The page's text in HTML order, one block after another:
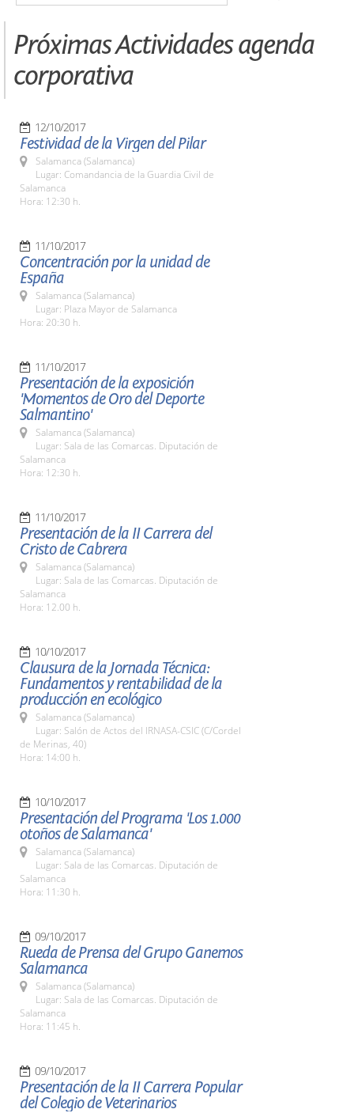
Próximas Actividades agenda
corporativa
12/10/2017
Festividad de la Virgen del Pilar
Salamanca (Salamanca)
Lugar: Comandancia de la Guardia Civil de
Salamanca
Hora: 12:30 h.
11/10/2017
Concentración por la unidad de
España
Salamanca (Salamanca)
Lugar: Plaza Mayor de Salamanca
Hora: 20:30 h.
11/10/2017
Presentación de la exposición
'Momentos de Oro del Deporte
Salmantino'
Salamanca (Salamanca)
Lugar: Sala de las Comarcas. Diputación de
Salamanca
Hora: 12:30 h.
11/10/2017
Presentación de la II Carrera del
Cristo de Cabrera
Salamanca (Salamanca)
Lugar: Sala de las Comarcas. Diputación de
Salamanca
Hora: 12.00 h.
10/10/2017
Clausura de la Jornada Técnica:
Fundamentos y rentabilidad de la
producción en ecológico
Salamanca (Salamanca)
Lugar: Salón de Actos del IRNASA-CSIC (C/Cordel
de Merinas, 40)
Hora: 14:00 h.
10/10/2017
Presentación del Programa 'Los 1.000
otoños de Salamanca'
Salamanca (Salamanca)
Lugar: Sala de las Comarcas. Diputación de
Salamanca
Hora: 11:30 h.
09/10/2017
Rueda de Prensa del Grupo Ganemos
Salamanca
Salamanca (Salamanca)
Lugar: Sala de las Comarcas. Diputación de
Salamanca
Hora: 11:45 h.
09/10/2017
Presentación de la II Carrera Popular
del Colegio de Veterinarios